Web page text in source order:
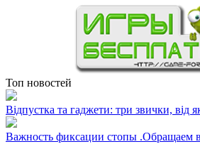
Топ новостей
Відпустка та гаджети: три звички, від
Важность фиксации стопы .Обращаем